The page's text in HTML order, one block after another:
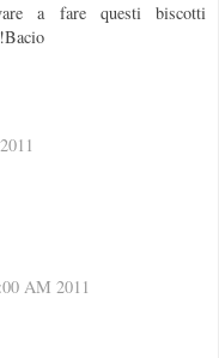
a fare questi biscotti
AM 2011